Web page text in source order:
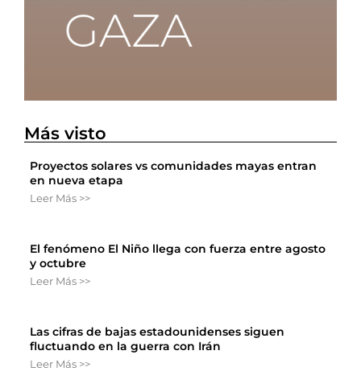
Más visto
Proyectos solares vs comunidades mayas entran
en nueva etapa
Leer Más >>
El fenómeno El Niño llega con fuerza entre agosto
y octubre
Leer Más >>
Las cifras de bajas estadounidenses siguen
fluctuando en la guerra con Irán
Leer Más >>